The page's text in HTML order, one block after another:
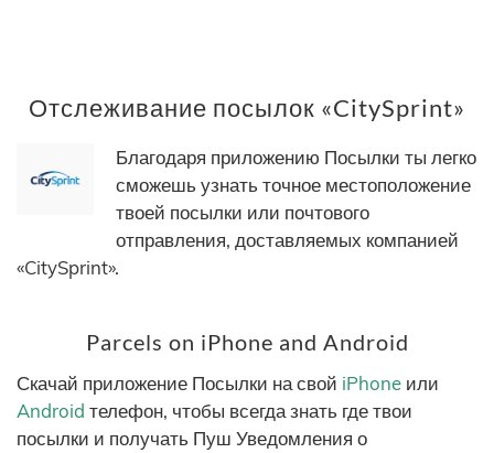
Отслеживание посылок «CitySprint»
Благодаря приложению Посылки ты легко
сможешь узнать точное местоположение
твоей посылки или почтового
отправления, доставляемых компанией
«CitySprint».
Parcels on iPhone and Android
Скачай приложение Посылки на свой iPhone или
Android телефон, чтобы всегда знать где твои
посылки и получать Пуш Уведомления о